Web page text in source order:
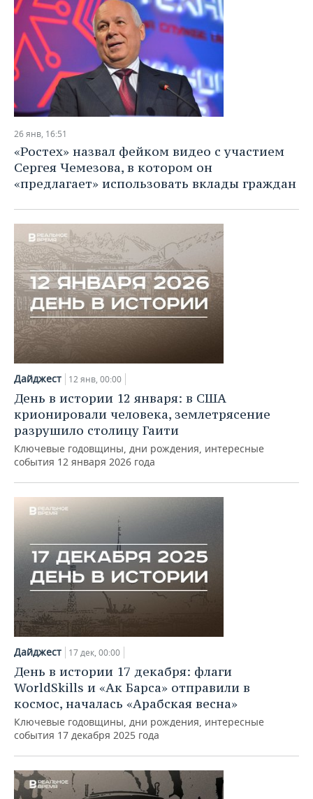
26 янв, 16:51
«Ростех» назвал фейком видео с участием
Сергея Чемезова, в котором он
«предлагает» использовать вклады граждан
Дайджест 12 янв, 00:00
День в истории 12 января: в США
крионировали человека, землетрясение
разрушило столицу Гаити
Ключевые годовщины, дни рождения, интересные
события 12 января 2026 года
Дайджест 17 дек, 00:00
День в истории 17 декабря: флаги
WorldSkills и «Ак Барса» отправили в
космос, началась «Арабская весна»
Ключевые годовщины, дни рождения, интересные
события 17 декабря 2025 года